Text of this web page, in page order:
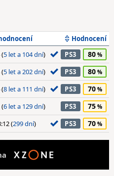
Hodnocení
(5 let a 104 dní) PS3 80
(5 let a 202 dní) PS3 80
(8 let a 111 dní) PS3 70
(6 let a 129 dní) PS3 75
(299 dní) PS3 70